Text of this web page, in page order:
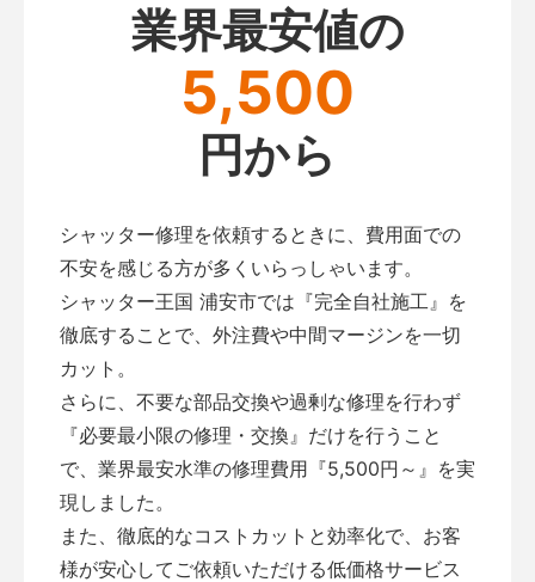
業界最安値の
5,500
円から
シャッター修理を依頼するときに、費用面での
不安を感じる方が多くいらっしゃいます。
シャッター王国 浦安市では『完全自社施工』を
徹底することで、外注費や中間マージンを一切
カット。
さらに、不要な部品交換や過剰な修理を行わず
『必要最小限の修理・交換』だけを行うこと
で、業界最安水準の修理費用『5,500円～』を実
現しました。
また、徹底的なコストカットと効率化で、お客
様が安心してご依頼いただける低価格サービス